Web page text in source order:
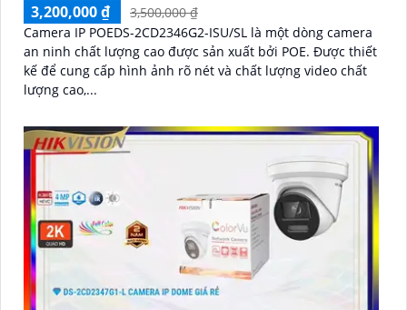
3,200,000 ₫
3,500,000 ₫
Camera IP POEDS-2CD2346G2-ISU/SL là một dòng camera
an ninh chất lượng cao được sản xuất bởi POE. Được thiết
kế để cung cấp hình ảnh rõ nét và chất lượng video chất
lượng cao,...